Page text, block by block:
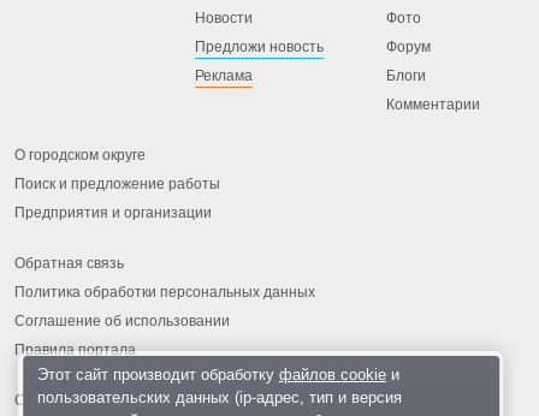
Новости
Предложи новость
Реклама
Фото
Форум
Блоги
Комментарии
О городском округе
Поиск и предложение работы
Предприятия и организации
Обратная связь
Политика обработки персональных данных
Соглашение об использовании
Правила портала
Этот сайт производит обработку файлов cookieи
пользовательских данных (ip-адрес, тип и версия